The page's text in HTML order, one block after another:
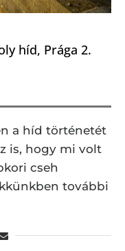
híd, Prága 2.
a híd történetét
is, hogy mi volt
cseh
további